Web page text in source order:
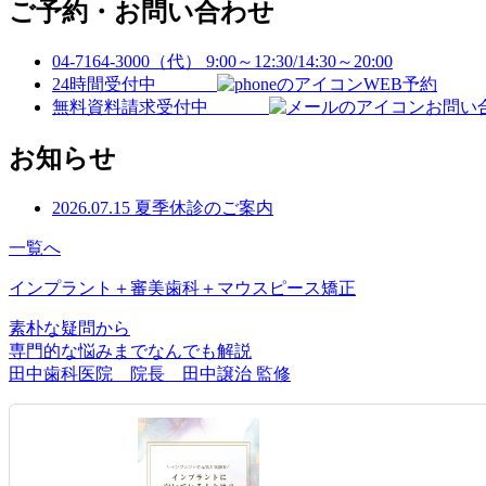
ご予約・お問い合わせ
04-7164-3000（代）
9:00～12:30/14:30～20:00
24時間受付中
WEB予約
無料資料請求受付中
お問い
お知らせ
2026.07.15 夏季休診のご案内
一覧へ
インプラント＋審美歯科＋マウスピース矯正
素朴な疑問から
専門的な悩みまでなんでも解説
田中歯科医院 院長 田中譲治 監修